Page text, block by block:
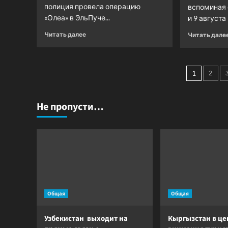
полиция провела операцию
«Олеа» в ЭльПуче...
Читать далееПрочитать
продавая
вооружение
вспоминая
и 9
Читать
1 2
Не пропусти…
Общая
Узбекистан выходит на
Общая
Кыргызстан в